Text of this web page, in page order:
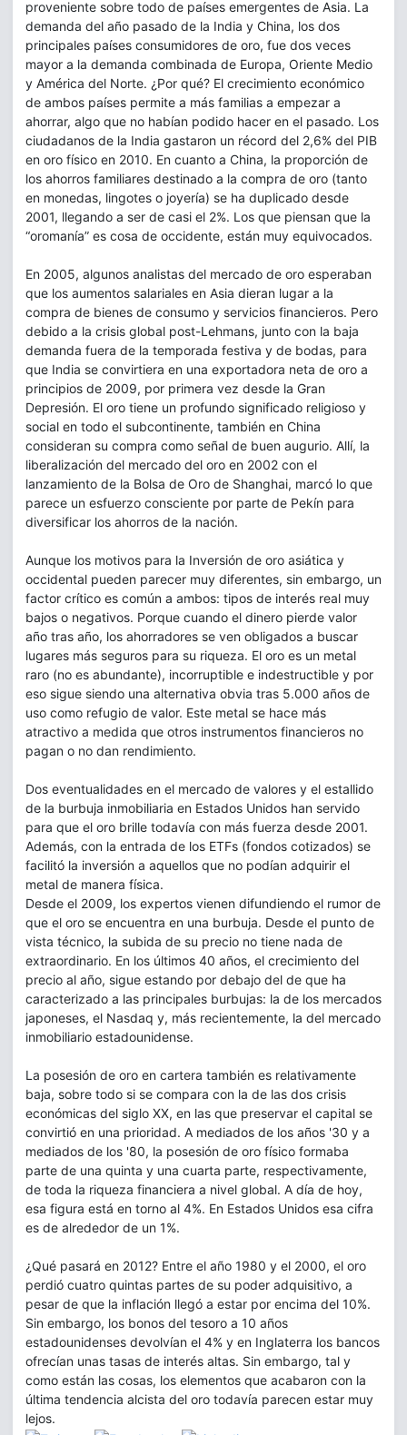
proveniente sobre todo de países emergentes de Asia. La
demanda del año pasado de la India y China, los dos
principales países consumidores de oro, fue dos veces
mayor a la demanda combinada de Europa, Oriente Medio
y América del Norte. ¿Por qué? El crecimiento económico
de ambos países permite a más familias a empezar a
ahorrar, algo que no habían podido hacer en el pasado. Los
ciudadanos de la India gastaron un récord del 2,6% del PIB
en oro físico en 2010. En cuanto a China, la proporción de
los ahorros familiares destinado a la compra de oro (tanto
en monedas, lingotes o joyería) se ha duplicado desde
2001, llegando a ser de casi el 2%. Los que piensan que la
“oromanía” es cosa de occidente, están muy equivocados.
En 2005, algunos analistas del mercado de oro esperaban
que los aumentos salariales en Asia dieran lugar a la
compra de bienes de consumo y servicios financieros. Pero
debido a la crisis global post-Lehmans, junto con la baja
demanda fuera de la temporada festiva y de bodas, para
que India se convirtiera en una exportadora neta de oro a
principios de 2009, por primera vez desde la Gran
Depresión. El oro tiene un profundo significado religioso y
social en todo el subcontinente, también en China
consideran su compra como señal de buen augurio. Allí, la
liberalización del mercado del oro en 2002 con el
lanzamiento de la Bolsa de Oro de Shanghai, marcó lo que
parece un esfuerzo consciente por parte de Pekín para
diversificar los ahorros de la nación.
Aunque los motivos para la Inversión de oro asiática y
occidental pueden parecer muy diferentes, sin embargo, un
factor crítico es común a ambos: tipos de interés real muy
bajos o negativos. Porque cuando el dinero pierde valor
año tras año, los ahorradores se ven obligados a buscar
lugares más seguros para su riqueza. El oro es un metal
raro (no es abundante), incorruptible e indestructible y por
eso sigue siendo una alternativa obvia tras 5.000 años de
uso como refugio de valor. Este metal se hace más
atractivo a medida que otros instrumentos financieros no
pagan o no dan rendimiento.
Dos eventualidades en el mercado de valores y el estallido
de la burbuja inmobiliaria en Estados Unidos han servido
para que el oro brille todavía con más fuerza desde 2001.
Además, con la entrada de los ETFs (fondos cotizados) se
facilitó la inversión a aquellos que no podían adquirir el
metal de manera física.
Desde el 2009, los expertos vienen difundiendo el rumor de
que el oro se encuentra en una burbuja. Desde el punto de
vista técnico, la subida de su precio no tiene nada de
extraordinario. En los últimos 40 años, el crecimiento del
precio al año, sigue estando por debajo del de que ha
caracterizado a las principales burbujas: la de los mercados
japoneses, el Nasdaq y, más recientemente, la del mercado
inmobiliario estadounidense.
La posesión de oro en cartera también es relativamente
baja, sobre todo si se compara con la de las dos crisis
económicas del siglo XX, en las que preservar el capital se
convirtió en una prioridad. A mediados de los años '30 y a
mediados de los '80, la posesión de oro físico formaba
parte de una quinta y una cuarta parte, respectivamente,
de toda la riqueza financiera a nivel global. A día de hoy,
esa figura está en torno al 4%. En Estados Unidos esa cifra
es de alrededor de un 1%.
¿Qué pasará en 2012? Entre el año 1980 y el 2000, el oro
perdió cuatro quintas partes de su poder adquisitivo, a
pesar de que la inflación llegó a estar por encima del 10%.
Sin embargo, los bonos del tesoro a 10 años
estadounidenses devolvían el 4% y en Inglaterra los bancos
ofrecían unas tasas de interés altas. Sin embargo, tal y
como están las cosas, los elementos que acabaron con la
última tendencia alcista del oro todavía parecen estar muy
lejos.